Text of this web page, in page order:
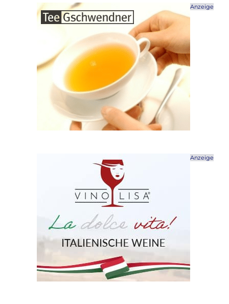
Anzeige
Anzeige